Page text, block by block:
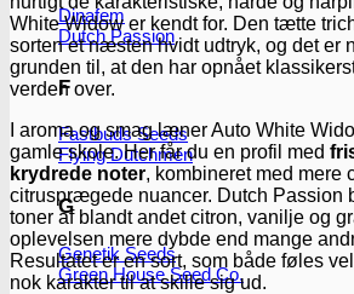
Dinafem
Dutch Passion
F
Fastbuds Seeds
Flying Dutchmen
G
Genetik Seeds
Green House Seed Co.
White Widow er kendt for. Den tætte
sorten et næsten hvidt udtryk, og det er
grunden til, at den har opnået
verden over.
I aroma og smag læner Auto White
gamle skole. Her får du en profil med
krydrede noter, kombineret med mere
citrusprægede nuancer. Dutch Passion
toner af blandt andet citron, vanilje og
oplevelsen mere dybde end mange
Resultatet er en sort, som både føles
nok karakter til at skille sig ud.